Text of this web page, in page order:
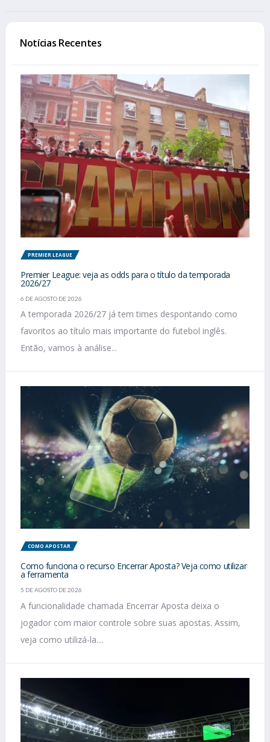
Notícias Recentes
PREMIER LEAGUE
Premier League: veja as odds para o título da temporada
2026/27
6 DE AGOSTO DE 2026
A temporada 2026/27 já tem times despontando como
favoritos ao título mais importante do futebol inglês.
Então, vamos à análise...
COMO APOSTAR
Como funciona o recurso Encerrar Aposta? Veja como utilizar
a ferramenta
5 DE AGOSTO DE 2026
A funcionalidade chamada Encerrar Aposta deixa o
jogador com maior controle sobre suas apostas. Assim,
veja como utilizá-la....